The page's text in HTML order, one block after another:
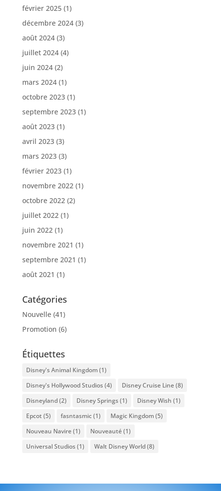
février 2025(1)
décembre 2024(3)
août 2024(3)
juillet 2024(4)
juin 2024(2)
mars 2024(1)
octobre 2023(1)
septembre 2023(1)
août 2023(1)
avril 2023(3)
mars 2023(3)
février 2023(1)
novembre 2022(1)
octobre 2022(2)
juillet 2022(1)
juin 2022(1)
novembre 2021 (1)
septembre 2021 (1)
août 2021 (1)
Catégories
Nouvelle(41)
Promotion (6)
Étiquettes
Disney's Animal Kingdom(1)
Disney's Hollywood Studios(4) Disney Cruise Line(8)
Disneyland(2) Disney Springs(1) Disney Wish (1)
Epcot (5) fasntasmic(1) Magic Kingdom(5)
Nouveau Navire(1) Nouveauté(1)
Universal Studios(1) Walt Disney World(8)